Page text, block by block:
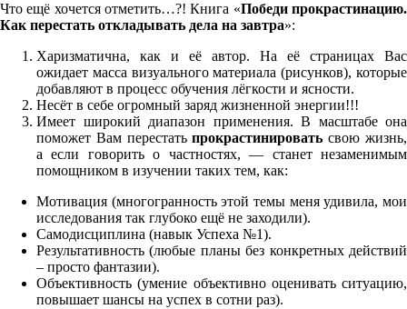
Что ещё хочется отметить…?! Книга «Победи прокрастинацию.
Как перестать откладывать дела на завтра»:
Харизматична, как и её автор. На её страницах Вас
ожидает масса визуального материала (рисунков), которые
добавляют в процесс обучения лёгкости и ясности.
Несёт в себе огромный заряд жизненной энергии!!!
Имеет широкий диапазон применения. В масштабе она
поможет Вам перестатьпрокрастинировать свою жизнь,
а если говорить о частностях, — станет незаменимым
помощником в изучении таких тем, как:
Мотивация (многогранность этой темы меня удивила, мои
исследования так глубоко ещё не заходили).
Самодисциплина (навык Успеха №1).
Результативность (любые планы без конкретных действий
– просто фантазии).
Объективность (умение объективно оценивать ситуацию,
повышает шансы на успех в сотни раз).